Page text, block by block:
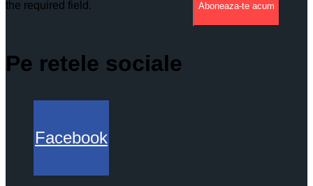
the required field. Aboneaza-te acum
Pe retele sociale
Facebook